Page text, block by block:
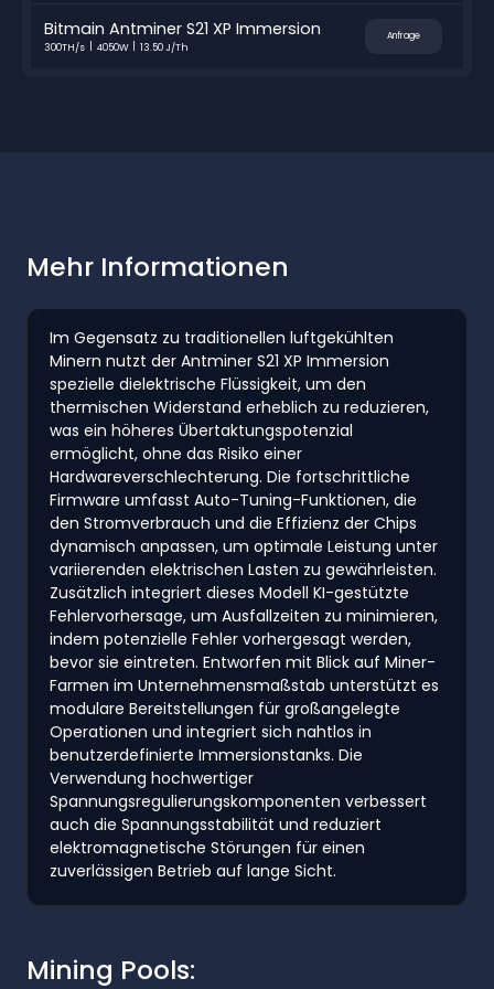
Bitmain Antminer S21 XP Immersion
300TH/s 4050W 13.50 J/Th
Anfrage
Mehr Informationen
Im Gegensatz zu traditionellen luftgekühlten
Minern nutzt der Antminer S21 XP Immersion
spezielle dielektrische Flüssigkeit, um den
thermischen Widerstand erheblich zu reduzieren,
was ein höheres Übertaktungspotenzial
ermöglicht, ohne das Risiko einer
Hardwareverschlechterung. Die fortschrittliche
Firmware umfasst Auto-Tuning-Funktionen, die
den Stromverbrauch und die Effizienz der Chips
dynamisch anpassen, um optimale Leistung unter
variierenden elektrischen Lasten zu gewährleisten.
Zusätzlich integriert dieses Modell KI-gestützte
Fehlervorhersage, um Ausfallzeiten zu minimieren,
indem potenzielle Fehler vorhergesagt werden,
bevor sie eintreten. Entworfen mit Blick auf Miner-
Farmen im Unternehmensmaßstab unterstützt es
modulare Bereitstellungen für großangelegte
Operationen und integriert sich nahtlos in
benutzerdefinierte Immersionstanks. Die
Verwendung hochwertiger
Spannungsregulierungskomponenten verbessert
auch die Spannungsstabilität und reduziert
elektromagnetische Störungen für einen
zuverlässigen Betrieb auf lange Sicht.
Mining Pools: